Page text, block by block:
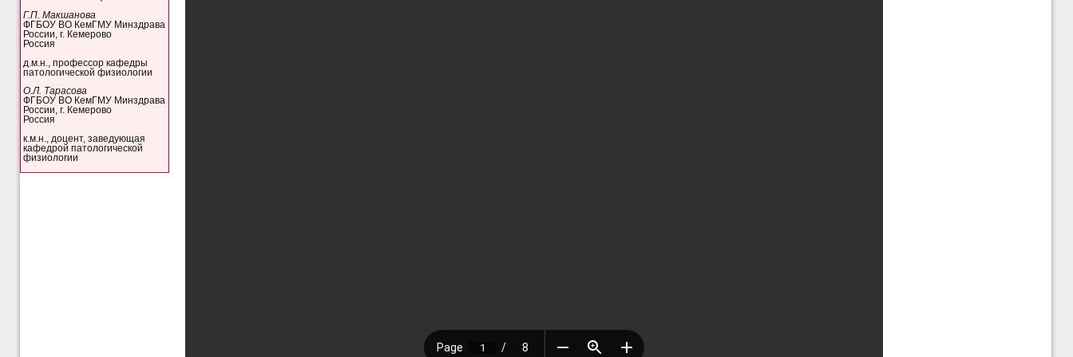
Г.П. Макшанова
ФГБОУ ВО КемГМУ Минздрава
России, г. Кемерово
Россия
д.м.н., профессор кафедры
патологической физиологии
О.Л. Тарасова
ФГБОУ ВО КемГМУ Минздрава
России, г. Кемерово
Россия
к.м.н., доцент, заведующая
кафедрой патологической
физиологии